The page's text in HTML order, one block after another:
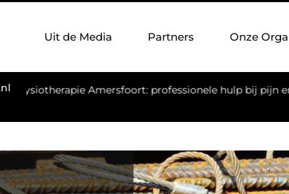
Uit de Media Partners Onze
professionele hulp bij pijn en bewegingsklachten